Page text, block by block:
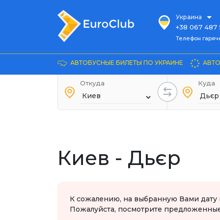
Украина
+38 067 487
Телефон гарячей
Довідка
+38 044 486
+38 067 240
+38 093 153
Телефон
АВТОБУСНЫЕ БИЛЕТЫ ПО УКРАИНЕ
Откуда Куда
Киев - Дьєр
К сожалению, на выбранную Вами дату
Пожалуйста, посмотрите